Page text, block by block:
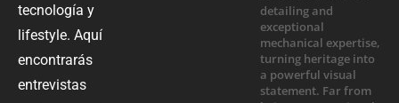
tecnología y
lifestyle. Aquí
encontrarás
entrevistas